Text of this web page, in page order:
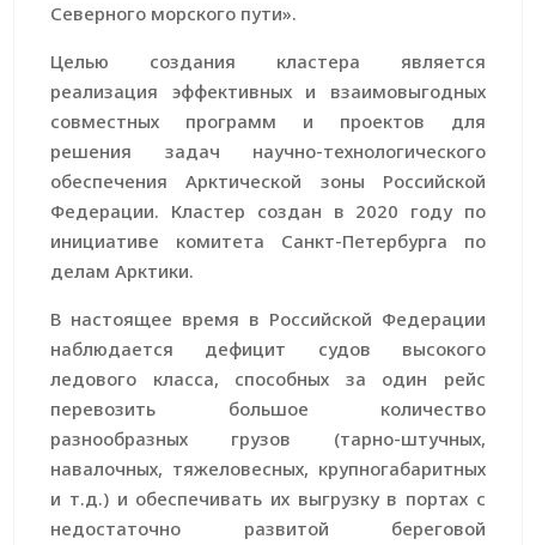
Северного морского пути».
Целью создания кластера является
реализация эффективных и взаимовыгодных
совместных программ и проектов для
решения задач научно-технологического
обеспечения Арктической зоны Российской
Федерации. Кластер создан в 2020 году по
инициативе комитета Санкт-Петербурга по
делам Арктики.
В настоящее время в Российской Федерации
наблюдается дефицит судов высокого
ледового класса, способных за один рейс
перевозить большое количество
разнообразных грузов (тарно-штучных,
навалочных, тяжеловесных, крупногабаритных
и т.д.) и обеспечивать их выгрузку в портах с
недостаточно развитой береговой